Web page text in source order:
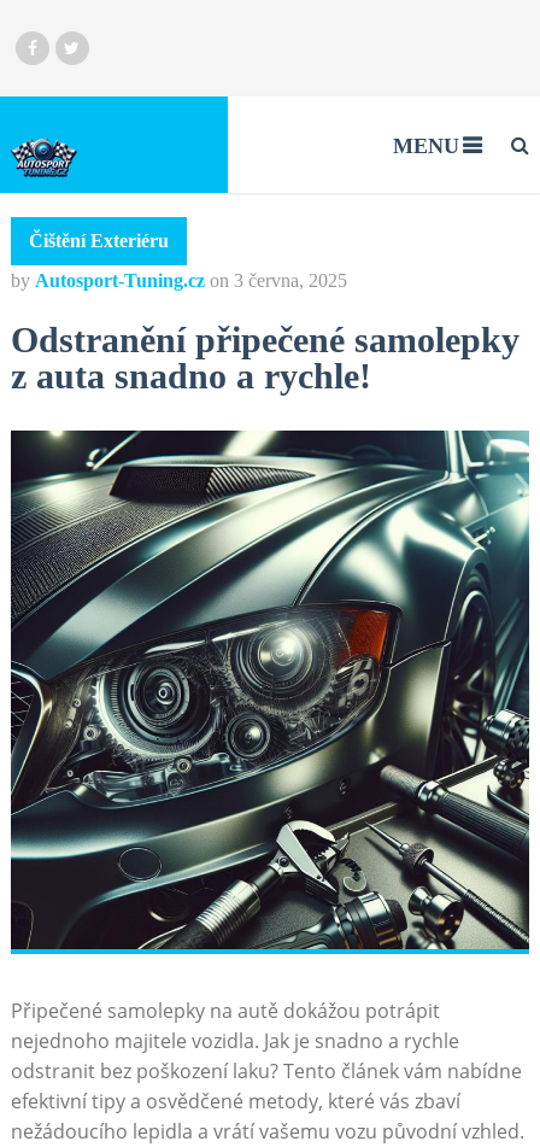
MENU
Čištění Exteriéru
by Autosport-Tuning.cz on 3 června, 2025
Odstranění připečené samolepky
z auta snadno a rychle!
Připečené samolepky na⁢ autě⁤ dokážou potrápit
nejednoho ⁣majitele vozidla. Jak​ je snadno ⁣a ‌rychle
⁢odstranit bez poškození ⁣laku? Tento článek ⁢vám nabídne
efektivní‌ tipy a osvědčené metody, které vás zbaví
nežádoucího lepidla a ‍vrátí vašemu vozu původní vzhled.